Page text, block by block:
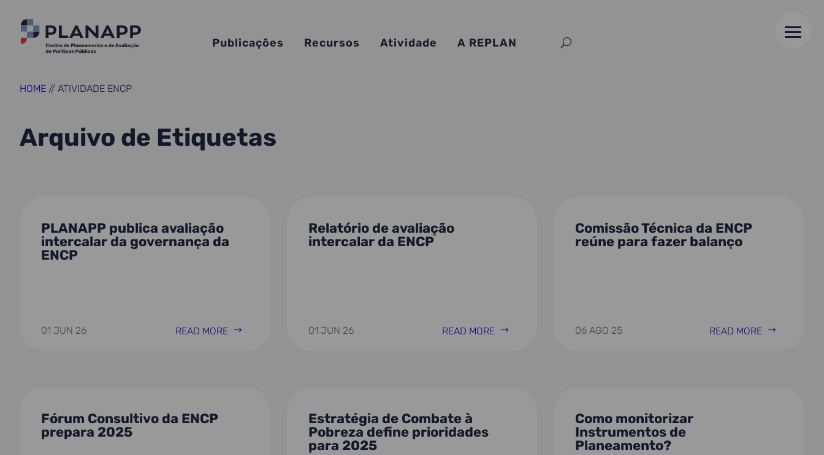
Publicações Recursos Atividade A REPLAN
HOME // ATIVIDADE ENCP
Arquivo de Etiquetas
PLANAPP publica avaliação
intercalar da governança da
ENCP
01 JUN 26 READ MORE
Relatório de avaliação
intercalar da ENCP
01 JUN 26 READ MORE
Comissão Técnica da ENCP
reúne para fazer balanço
06 AGO 25 READ MORE
Fórum Consultivo da ENCP
prepara 2025
Estratégia de Combate à
Pobreza define prioridades
para 2025
Como monitorizar
Instrumentos de
Planeamento?